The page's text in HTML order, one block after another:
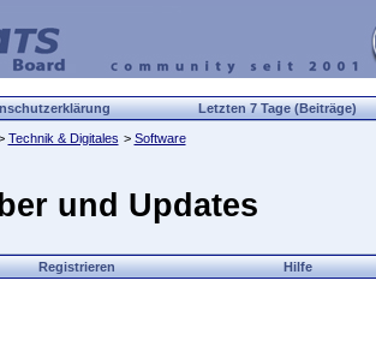
Letzten 7 Tage (Beiträge)
Technik & Digitales > Software
und Updates
Registrieren Hilfe